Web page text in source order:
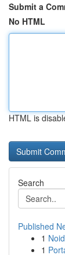
Submit a
No HTML
HTML is
Search
Published
1
1